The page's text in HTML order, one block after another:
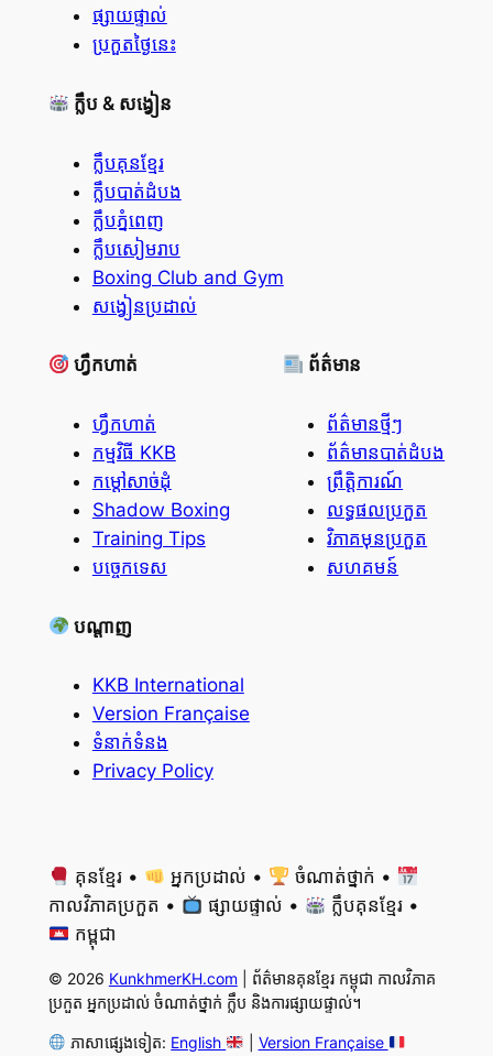
ផ្សាយផ្ទាល់
ប្រកួតថ្ងៃនេះ
ក្លឹប & សង្វៀន
ក្លឹបគុនខ្មែរ
ក្លឹបបាត់ដំបង
ក្លឹបភ្នំពេញ
ក្លឹបសៀមរាប
Boxing Club and Gym
សង្វៀនប្រដាល់
ហ្វឹកហាត់
ហ្វឹកហាត់
កម្មវិធី KKB
កម្ដៅសាច់ដុំ
Shadow Boxing
Training Tips
បច្ចេកទេស
ព័ត៌មាន
ព័ត៌មានថ្មីៗ
ព័ត៌មានបាត់ដំបង
ព្រឹត្តិការណ៍
លទ្ធផលប្រកួត
វិភាគមុនប្រកួត
សហគមន៍
បណ្តាញ
KKB International
Version Française
ទំនាក់ទំនង
Privacy Policy
គុនខ្មែរ • អ្នកប្រដាល់ •
ចំណាត់ថ្នាក់ •
កាលវិភាគប្រកួត •
ផ្សាយផ្ទាល់ •
ក្លឹបគុនខ្មែរ •
កម្ពុជា
© 2026 KunkhmerKH.com| ព័ត៌មានគុនខ្មែរ កម្ពុជា កាលវិភាគ
ប្រកួត អ្នកប្រដាល់ ចំណាត់ថ្នាក់ ក្លឹប និងការផ្សាយផ្ទាល់។
ភាសាផ្សេងទៀត: English Version Française